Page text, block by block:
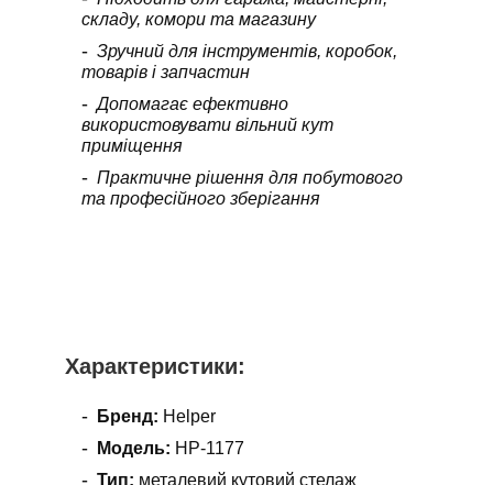
Характеристики:
Бренд: Helper
Модель: HP-1177
Тип: металевий кутовий стелаж
складу, комори та магазину
Зручний для інструментів, коробок,
товарів і запчастин
Допомагає ефективно
використовувати вільний кут
приміщення
Практичне рішення для побутового
та професійного зберігання